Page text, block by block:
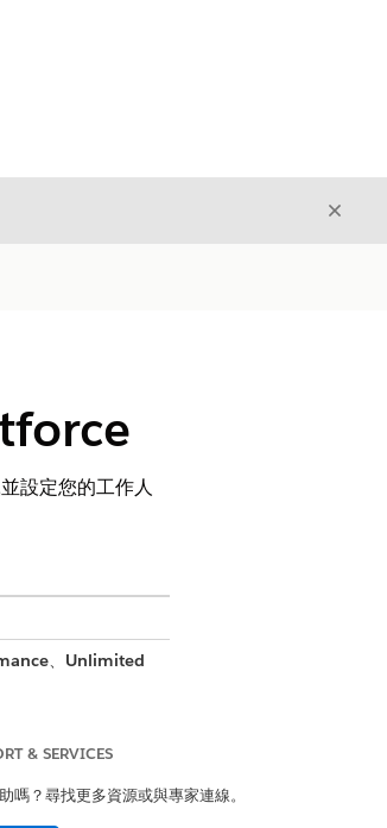
結束
設定您的工作人
、 Unlimited
設定使用此工作人
& SERVICES
嗎？尋找更多資源或與專家連線。